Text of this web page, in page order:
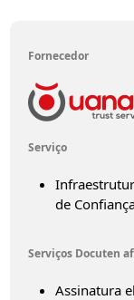
Fornecedor
Serviço
de
Serviços Docuten
Assinatura